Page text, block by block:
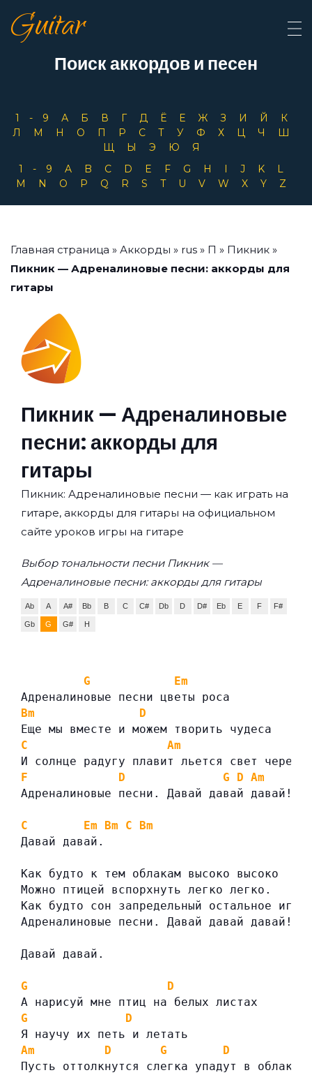
Guitar
Поиск аккордов и песен
1-9 А Б В Г Д Ё Е Ж З И Й
К
Л
М Н О П Р С Т У Ф Х Ц Ч
Ш
Щ
Ы Э Ю
Я
1-9
A B C D E F G H I J K
L
M
N O P Q R S T U V W X Y Z
Главная страница » Аккорды » rus » П » Пикник »
Пикник — Адреналиновые песни: аккорды для
гитары
Пикник — Адреналиновые
песни: аккорды для
гитары
Пикник: Адреналиновые песни — как играть на
гитаре, аккорды для гитары на официальном
сайте уроков игры на гитаре
Выбор тональности песни Пикник —
Адреналиновые песни: аккорды для гитары
Ab A A# Bb B C C# Db D D# Eb E F F#
Gb G G# H
G
Em
Адреналиновые песни цветы роса
Bm
D
Еще мы вместе и можем творить чудеса
C
Am
И солнце радугу плавит льется свет через
F
D G D Am
Адреналиновые песни. Давай давай давай!
C Em Bm C
Bm
Давай давай.
Как будто к тем облакам высоко высоко
Можно птицей вспорхнуть легко легко.
Как будто сон запредельный остальное игра
Адреналиновые песни. Давай давай давай!
Давай давай.
G
D
А нарисуй мне птиц на белых листах
G
D
Я научу их петь и летать
Am
D G
D
Пусть оттолкнутся слегка упадут в облака.